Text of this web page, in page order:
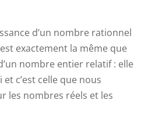
d’un nombre rationnel
exactement la même que
nombre entier relatif : elle
c’est celle que nous
les nombres réels et les